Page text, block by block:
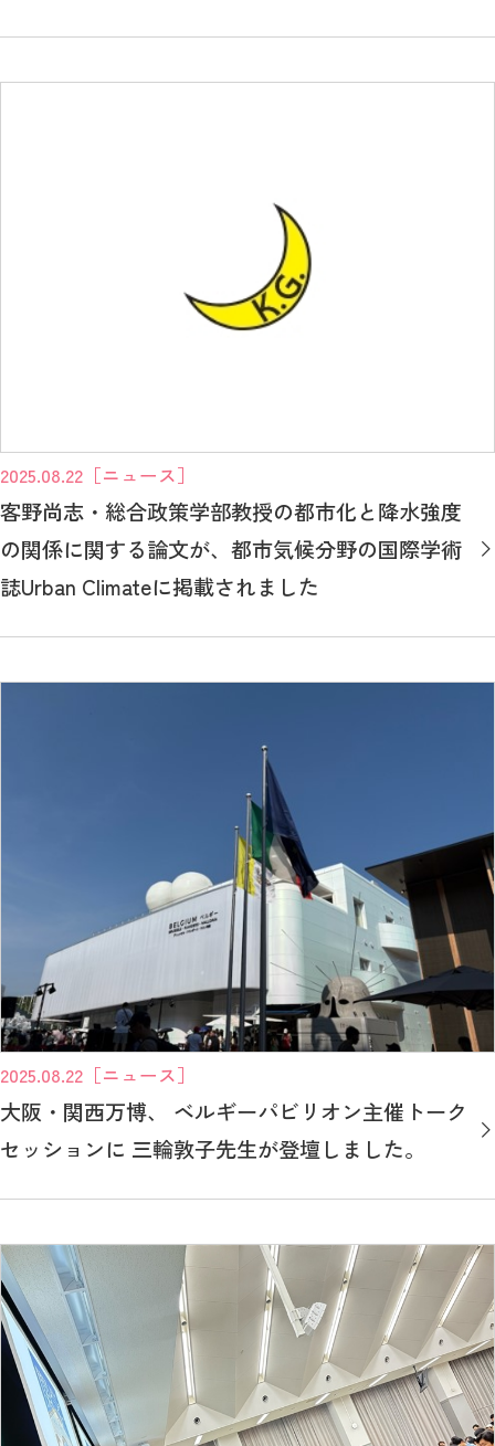
2025.08.22 ［ニュース］
客野尚志・総合政策学部教授の都市化と降水強度
の関係に関する論文が、都市気候分野の国際学術
誌Urban Climateに掲載されました
2025.08.22 ［ニュース］
大阪・関西万博、 ベルギーパビリオン主催トーク
セッションに 三輪敦子先生が登壇しました。